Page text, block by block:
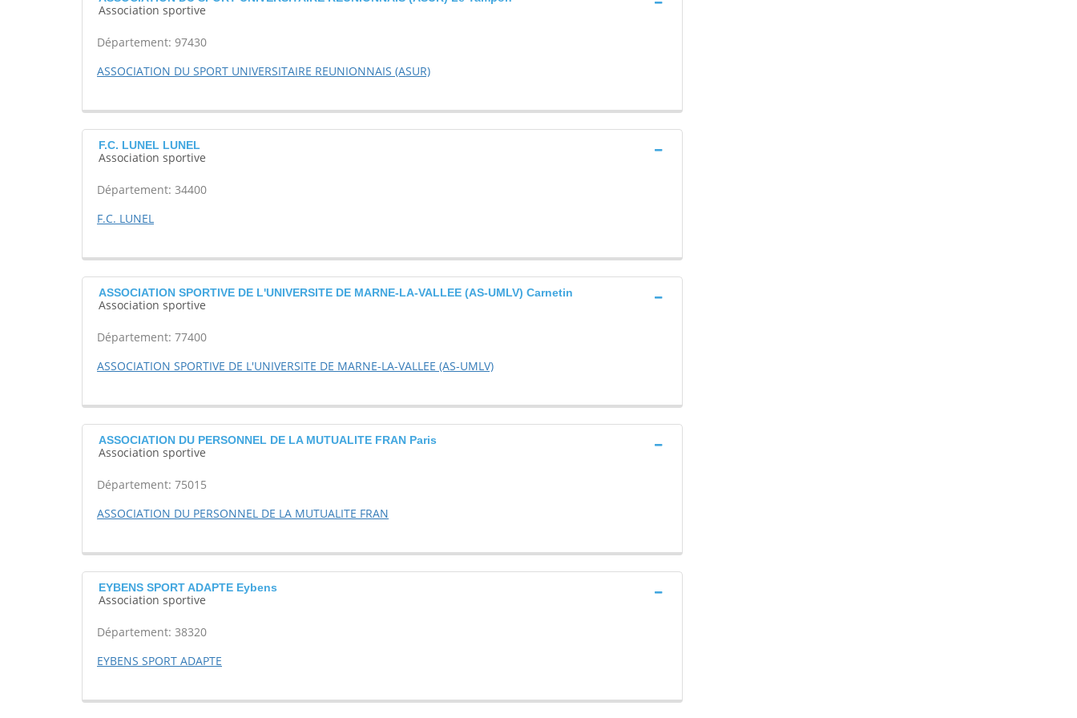
Association sportive
Département: 97430
ASSOCIATION DU SPORT UNIVERSITAIRE REUNIONNAIS (ASUR)
F.C. LUNEL LUNEL
Association sportive
Département: 34400
F.C. LUNEL
ASSOCIATION SPORTIVE DE L'UNIVERSITE DE MARNE-LA-VALLEE (AS-UMLV) Carnetin
Association sportive
Département: 77400
ASSOCIATION SPORTIVE DE L'UNIVERSITE DE MARNE-LA-VALLEE (AS-UMLV)
ASSOCIATION DU PERSONNEL DE LA MUTUALITE FRAN Paris
Association sportive
Département: 75015
ASSOCIATION DU PERSONNEL DE LA MUTUALITE FRAN
EYBENS SPORT ADAPTE Eybens
Association sportive
Département: 38320
EYBENS SPORT ADAPTE